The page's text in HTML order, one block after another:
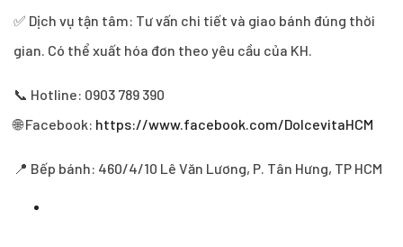
✅ Dịch vụ tận tâm: Tư vấn chi tiết và giao bánh đúng thời
gian. Có thể xuất hóa đơn theo yêu cầu của KH.
📞 Hotline: 0903 789 390
🌐 Facebook: https://www.facebook.com/DolcevitaHCM
📍 Bếp bánh: 460/4/10 Lê Văn Lương, P. Tân Hưng, TP HCM